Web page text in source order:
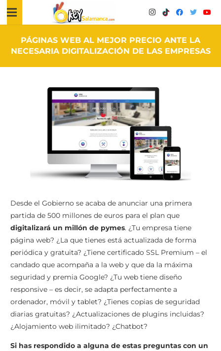
PÁGINAS WEB AL MEJOR PRECIO ANTE LA
NECESARIA DIGITALIZACIÓN DE LAS EMPRESAS
Desde el Gobierno se acaba de anunciar una primera
partida de 500 millones de euros para el plan que
digitalizará un millón de pymes. ¿Tu empresa tiene
página web? ¿La que tienes está actualizada de forma
periódica y gratuita? ¿Tiene certificado SSL Premium – el
candado que acompaña a la web y que da la máxima
seguridad y premia Google? ¿Tu web tiene diseño
responsive – es decir, se adapta perfectamente a
ordenador, móvil y tablet? ¿Tienes copias de seguridad
diarias gratuitas? ¿Actualizaciones de plugins incluidas?
¿Alojamiento web ilimitado? ¿Chatbot?
Si has respondido a alguna de estas preguntas con un